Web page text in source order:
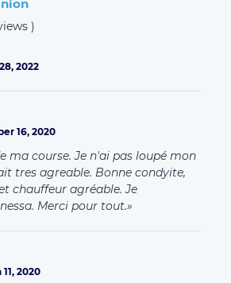
2020
Je suis arrivé plus tôt que
Vanessa était déjà là donc
propre et conduite sûre. rien
25, 2020